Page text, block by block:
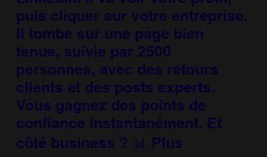
puis cliquer sur votre entreprise.
Il tombe sur une page bien
tenue, suivie par 2500
personnes, avec des retours
clients et des posts experts.
Vous gagnez des points de
confiance instantanément. Et
côté business ? 📊 Plus